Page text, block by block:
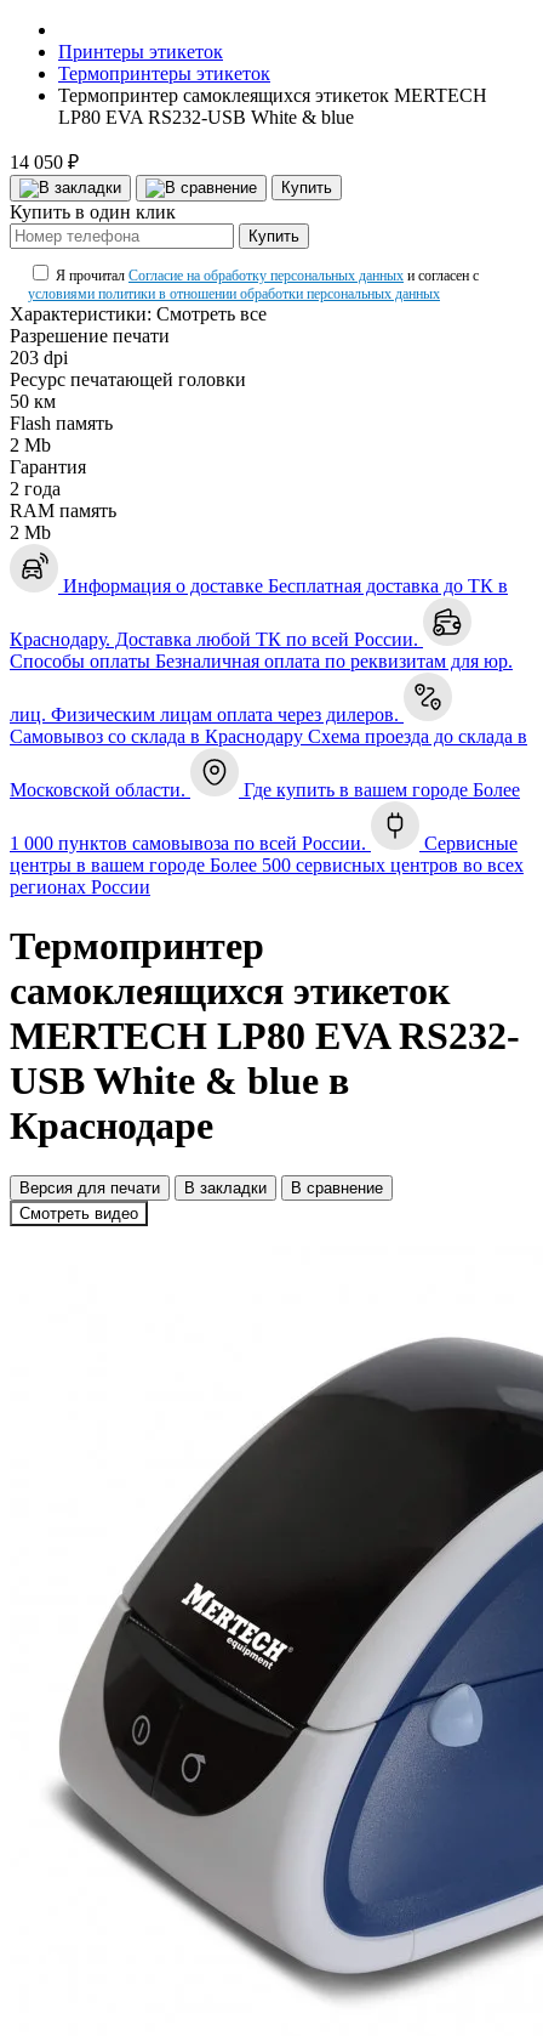
Принтеры этикеток
Термопринтеры этикеток
Термопринтер самоклеящихся этикеток MERTECH
LP80 EVA RS232-USB White & blue
14 050 ₽
Купить
Купить в один клик
Купить
Я прочитал Согласие на обработку персональных данных и согласен с
условиями политики в отношении обработки персональных данных
Характеристики: Смотреть все
Разрешение печати
203 dpi
Ресурс печатающей головки
50 км
Flash память
2 Mb
Гарантия
2 года
RAM память
2 Mb
Информация о доставке Бесплатная доставка до ТК в
Краснодару. Доставка любой ТК по всей России.
Способы оплаты Безналичная оплата по реквизитам для юр.
лиц. Физическим лицам оплата через дилеров.
Самовывоз со склада в Краснодару Схема проезда до склада в
Московской области. Где купить в вашем городе Более
1 000 пунктов самовывоза по всей России.
Сервисные
центры в вашем городе Более 500 сервисных центров во всех
регионах России
Термопринтер
самоклеящихся этикеток
MERTECH LP80 EVA RS232-
USB White & blue в
Краснодаре
Версия для печати В закладки
В сравнение
Смотреть видео